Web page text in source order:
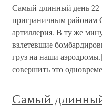
Самый длинный день 22
приграничным районам
артиллерия. В ту же
взлетевшие
груз на наши
совершить это
Самый